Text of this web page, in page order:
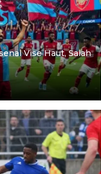
Vise Haut, Salah